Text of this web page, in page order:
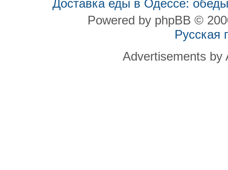
Доставка еды в Одессе:
Powered by phpBB ©
Русская
Advertisements by